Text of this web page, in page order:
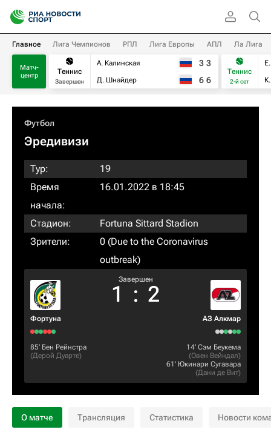
Главное Лига Чемпионов РПЛ Лига Европы АПЛ Ла Лига
Матч-
центр
Теннис
Завершен
А. Калинская
Д. Шнайдер
3 3
6 6
Теннис
2-й сет
Футбол
Эредивизи
Тур:
19
Время
начала:
16.01.2022 в 18:45
Стадион:
Fortuna Sittard Stadion
Зрители:
0 (Due to the Coronavirus
outbreak)
Фортуна
Завершен
1 : 2
АЗ Алкмар
85‎’‎ Бен Рейнстра
(Дерой Дуарте)
14‎’‎ Сэм Беукема
(Овен Вейндал)
61‎’‎ Юкинари Сугавара
(Дани де Вит)
О матче Трансляция Статистика Новости